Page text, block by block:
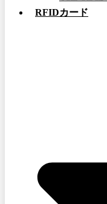
RFIDカード